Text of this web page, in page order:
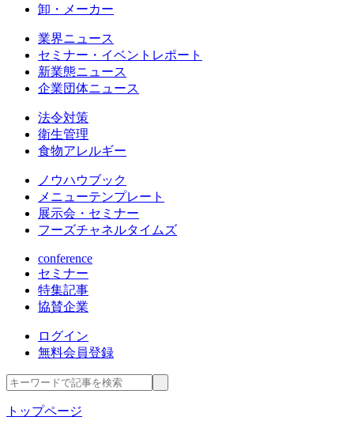
卸・メーカー
業界ニュース
セミナー・イベントレポート
新業態ニュース
企業団体ニュース
法令対策
衛生管理
食物アレルギー
ノウハウブック
メニューテンプレート
展示会・セミナー
フーズチャネルタイムズ
conference
セミナー
特集記事
協賛企業
ログイン
無料会員登録
トップページ